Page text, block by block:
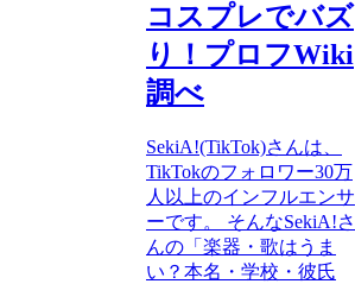
コスプレでバズ
り！プロフWiki
調べ
SekiA!(TikTok)さんは、
TikTokのフォロワー30万
人以上のインフルエンサ
ーです。 そんなSekiA!さ
んの「楽器・歌はうま
い？本名・学校・彼氏